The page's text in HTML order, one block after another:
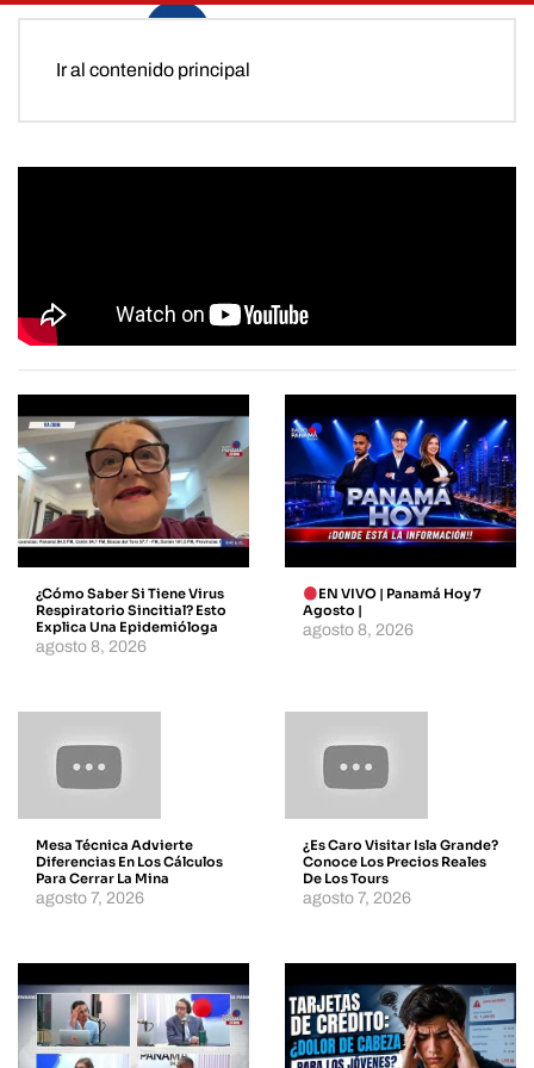
Ir al contenido principal
¿Cómo Saber Si Tiene Virus
Respiratorio Sincitial? Esto
Explica Una Epidemióloga
agosto 8, 2026
EN VIVO | Panamá Hoy 7
Agosto |
agosto 8, 2026
Mesa Técnica Advierte
Diferencias En Los Cálculos
Para Cerrar La Mina
agosto 7, 2026
¿Es Caro Visitar Isla Grande?
Conoce Los Precios Reales
De Los Tours
agosto 7, 2026